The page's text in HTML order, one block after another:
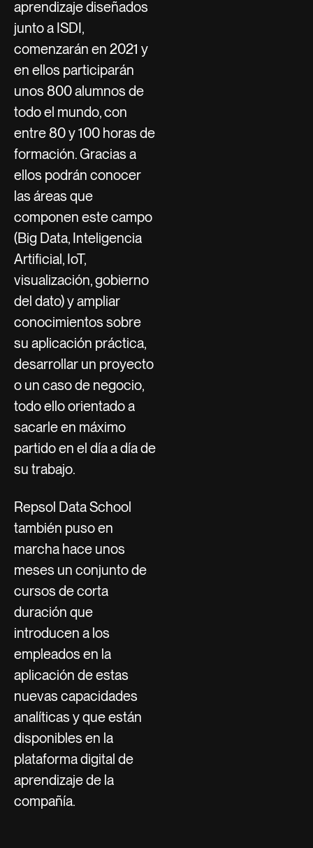
aprendizaje diseñados
junto a ISDI,
comenzarán en 2021 y
en ellos participarán
unos 800 alumnos de
todo el mundo, con
entre 80 y 100 horas de
formación. Gracias a
ellos podrán conocer
las áreas que
componen este campo
(Big Data, Inteligencia
Artificial, IoT,
visualización, gobierno
del dato) y ampliar
conocimientos sobre
su aplicación práctica,
desarrollar un proyecto
o un caso de negocio,
todo ello orientado a
sacarle en máximo
partido en el día a día de
su trabajo.
Repsol Data School
también puso en
marcha hace unos
meses un conjunto de
cursos de corta
duración que
introducen a los
empleados en la
aplicación de estas
nuevas capacidades
analíticas y que están
disponibles en la
plataforma digital de
aprendizaje de la
compañía.